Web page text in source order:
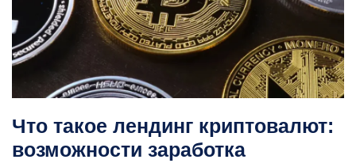
Что такое лендинг криптовалют:
возможности заработка